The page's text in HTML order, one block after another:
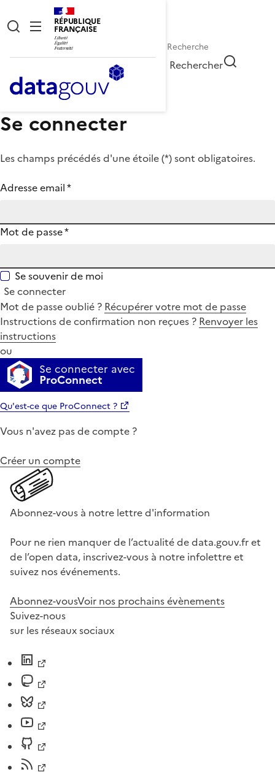
RÉPUBLIQUE
FRANÇAISE
Rechercher
Se connecter
Les champs précédés d'une étoile (*) sont obligatoires.
Adresse email*
Mot de passe*
Se souvenir de moi
Se connecter
Mot de passe oublié ? Récupérer votre mot de passe
Instructions de confirmation non reçues ? Renvoyer les
instructions
ou
Se connecter avec
ProConnect
Qu'est-ce que ProConnect ?
Vous n'avez pas de compte ?
Créer un compte
Abonnez-vous à notre lettre d'information
Pour ne rien manquer de l’actualité de data.gouv.fr et
de l’open data, inscrivez-vous à notre infolettre et
suivez nos événements.
Abonnez-vousVoir nos prochains évènements
Suivez-nous
sur les réseaux sociaux